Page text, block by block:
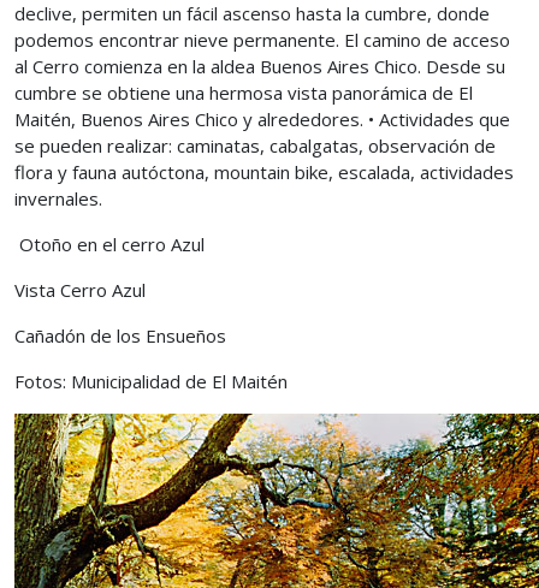
declive, permiten un fácil ascenso hasta la cumbre, donde
podemos encontrar nieve permanente. El camino de acceso
al Cerro comienza en la aldea Buenos Aires Chico. Desde su
cumbre se obtiene una hermosa vista panorámica de El
Maitén, Buenos Aires Chico y alrededores. • Actividades que
se pueden realizar: caminatas, cabalgatas, observación de
flora y fauna autóctona, mountain bike, escalada, actividades
invernales.
Otoño en el cerro Azul
Vista Cerro Azul
Cañadón de los Ensueños
Fotos: Municipalidad de El Maitén